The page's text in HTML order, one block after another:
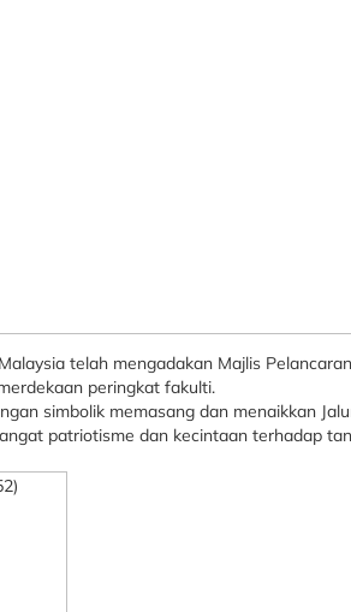
telah mengadakan Majlis
peringkat fakulti.
simbolik memasang dan menaikkan
patriotisme dan kecintaan terhadap